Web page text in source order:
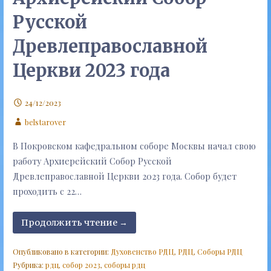
Русской
Древлеправославной
Церкви 2023 года
24/12/2023
belstarover
В Покровском кафедральном соборе Москвы начал свою
работу Архиерейский Собор Русской
Древлеправославной Церкви 2023 года. Собор будет
проходить с 22…
Продолжить чтение →
Опубликовано в категории: Духовенство РДЦ, РДЦ, Соборы РДЦ
Рубрика: рдц, собор 2023, соборы рдц